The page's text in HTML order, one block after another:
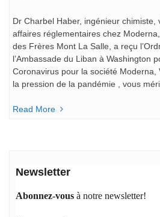
Dr Charbel Haber, ingénieur chimiste,
affaires réglementaires chez
des Frères Mont La Salle, a reçu
l’Ambassade du Liban à Washington
Coronavirus pour la société Moderna,
la pression de la pandémie , vous
Read More
Newsletter
Abonnez-vous à notre newsletter!